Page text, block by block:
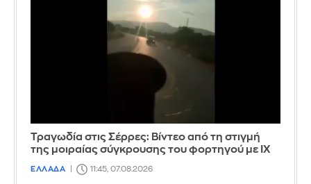
Τραγωδία στις Σέρρες: Βίντεο από τη στιγμή
της μοιραίας σύγκρουσης του φορτηγού με ΙΧ
ΕΛΛΑΔΑ 11:45, 07.08.2026